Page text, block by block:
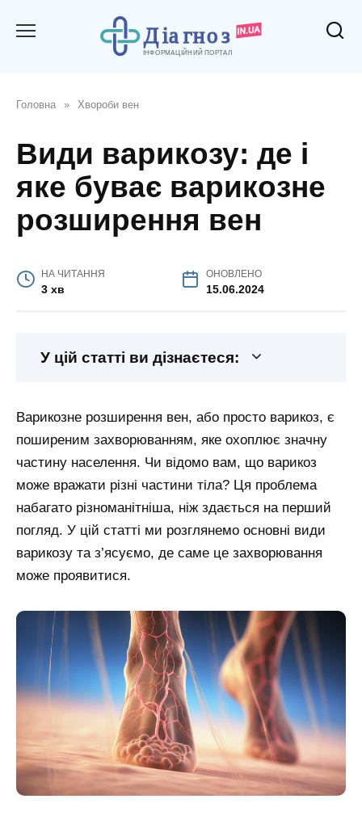
Головна » Хвороби вен
Види варикозу: де і
яке буває варикозне
розширення вен
НА ЧИТАННЯ
3 хв
ОНОВЛЕНО
15.06.2024
У цій статті ви дізнаєтеся:
Варикозне розширення вен, або просто варикоз, є
поширеним захворюванням, яке охоплює значну
частину населення. Чи відомо вам, що варикоз
може вражати різні частини тіла? Ця проблема
набагато різноманітніша, ніж здається на перший
погляд. У цій статті ми розглянемо основні види
варикозу та з’ясуємо, де саме це захворювання
може проявитися.